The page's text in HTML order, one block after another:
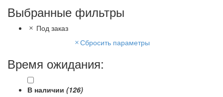
Выбранные фильтры
Под заказ
Сбросить параметры
Время ожидания:
В наличии (126)